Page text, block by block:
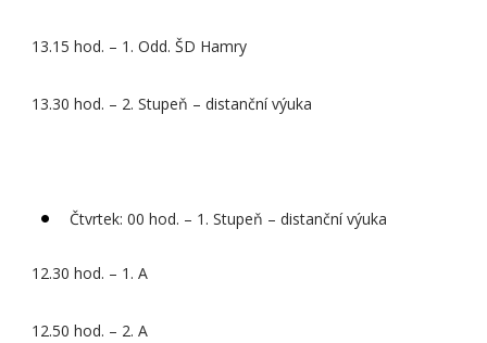
13.15 hod. – 1. Odd. ŠD Hamry
13.30 hod. – 2. Stupeň – distanční výuka
Čtvrtek: 00 hod. – 1. Stupeň – distanční výuka
12.30 hod. – 1. A
12.50 hod. – 2. A